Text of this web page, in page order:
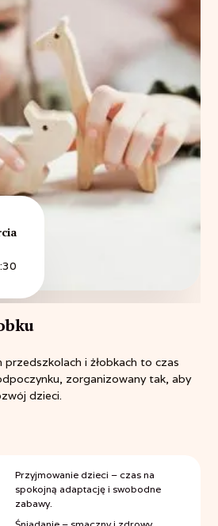
przedszkolach i żłobkach to czas
zorganizowany tak, aby
dzieci.
Przyjmowanie dzieci – czas na
spokojną adaptację i swobodne
zabawy.